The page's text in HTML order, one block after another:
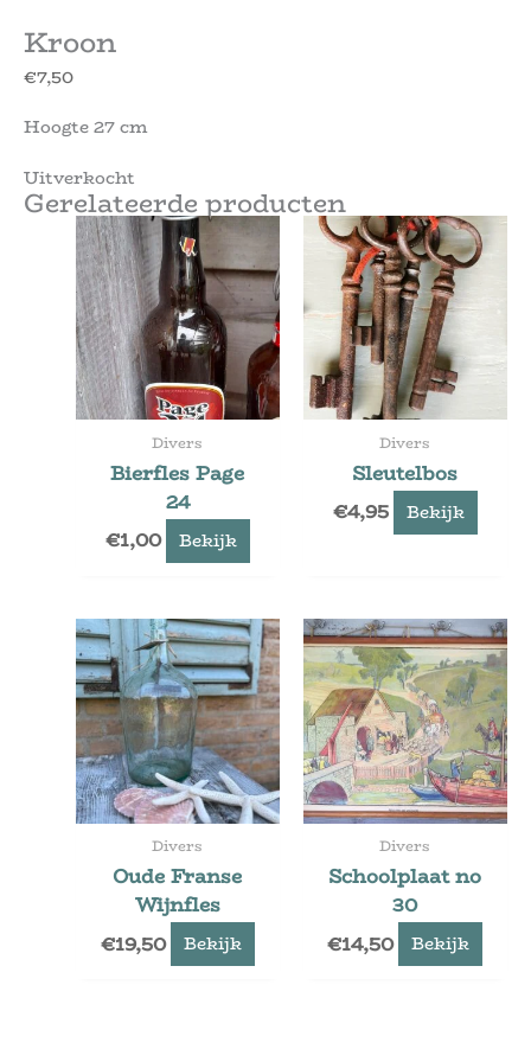
Kroon
€7,50
Hoogte 27 cm
Uitverkocht
Gerelateerde producten
Divers
Bierfles Page
24
€1,00 Bekijk
Divers
Sleutelbos
€4,95 Bekijk
Divers
Oude Franse
Wijnfles
€19,50 Bekijk
Divers
Schoolplaat no
30
€14,50 Bekijk